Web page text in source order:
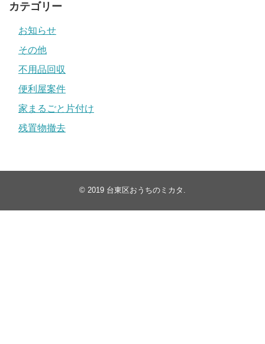
カテゴリー
お知らせ
その他
不用品回収
便利屋案件
家まるごと片付け
残置物撤去
© 2019 台東区おうちのミカタ .